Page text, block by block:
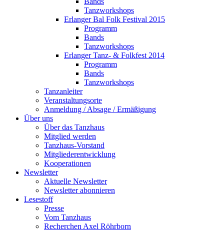
Tanzworkshops
Erlanger Bal Folk Festival 2015
Programm
Bands
Tanzworkshops
Erlanger Tanz- & Folkfest 2014
Programm
Bands
Tanzworkshops
Tanzanleiter
Veranstaltungsorte
Anmeldung / Absage / Ermäßigung
Über uns
Über das Tanzhaus
Mitglied werden
Tanzhaus-Vorstand
Mitgliederentwicklung
Kooperationen
Newsletter
Aktuelle Newsletter
Newsletter abonnieren
Lesestoff
Presse
Vom Tanzhaus
Recherchen Axel Röhrborn